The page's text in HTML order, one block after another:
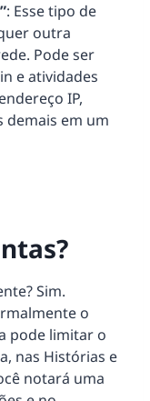
: Esse tipo de
outra
Pode ser
e atividades
IP,
demais em um
Sim.
o
pode limitar o
nas Histórias e
notará uma